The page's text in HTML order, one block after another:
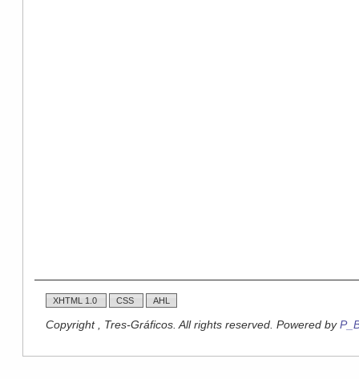
XHTML 1.0 CSS AHL
Copyright , Tres-Gráficos. All rights reserved. Powered by